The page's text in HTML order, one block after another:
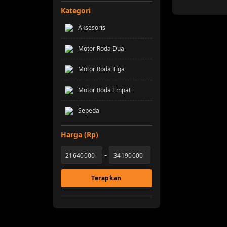
Nozomi
Royal Enfield
SM Sport
SYM
TVS
Uwinfly
VIAR
Volta
WMoto
Zontes
Kategori
Aksesoris
Motor Roda Dua
Motor Roda Tiga
Motor Roda Empat
Sepeda
Harga (Rp)
-
Terapkan